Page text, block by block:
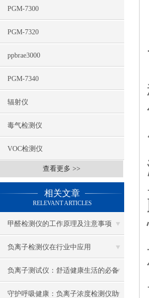
PGM-7300
PGM-7320
ppbrae3000
PGM-7340
辐射仪
毒气检测仪
VOC检测仪
查看更多 >>
相关文章
RELEVANT ARTICLES
甲醛检测仪的工作原理及注意事项
负离子检测仪在行业中应用
负离子测试仪：舒适健康生活的必备
品
守护呼吸健康：负离子浓度检测仪助